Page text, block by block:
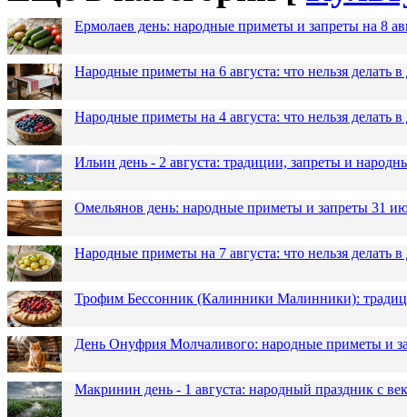
Ермолаев день: народные приметы и запреты на 8
Народные приметы на 6 августа: что нельзя делать
Народные приметы на 4 августа: что нельзя
Ильин день - 2 августа: традиции, запреты и
Омельянов день: народные приметы и запреты 31
Народные приметы на 7 августа: что нельзя делать
Трофим Бессонник (Калинники Малинники):
День Онуфрия Молчаливого: народные приметы и
Макринин день - 1 августа: народный праздник с